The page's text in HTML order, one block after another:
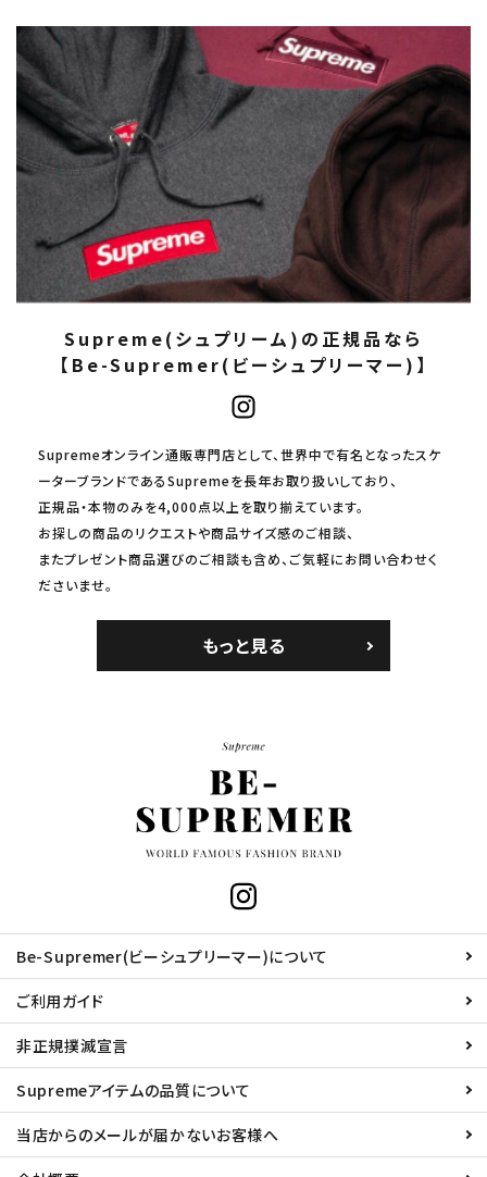
Supreme(シュプリーム)の正規品なら
【Be-Supremer(ビーシュプリーマー)】
Supremeオンライン通販専門店として、世界中で有名となったスケ
ーターブランドであるSupremeを長年お取り扱いしており、
正規品・本物のみを4,000点以上を取り揃えています。
お探しの商品のリクエストや商品サイズ感のご相談、
またプレゼント商品選びのご相談も含め、ご気軽にお問い合わせく
ださいませ。
もっと見る
Be-Supremer(ビーシュプリーマー)について
ご利用ガイド
非正規撲滅宣言
Supremeアイテムの品質について
当店からのメールが届かないお客様へ